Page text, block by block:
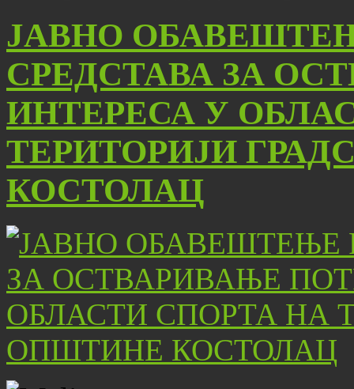
ЈАВНО
СРЕДСТАВА ЗА
ИНТЕРЕСА У
ТЕРИТОРИЈИ
КОСТОЛАЦ